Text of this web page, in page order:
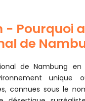
- Pourquoi